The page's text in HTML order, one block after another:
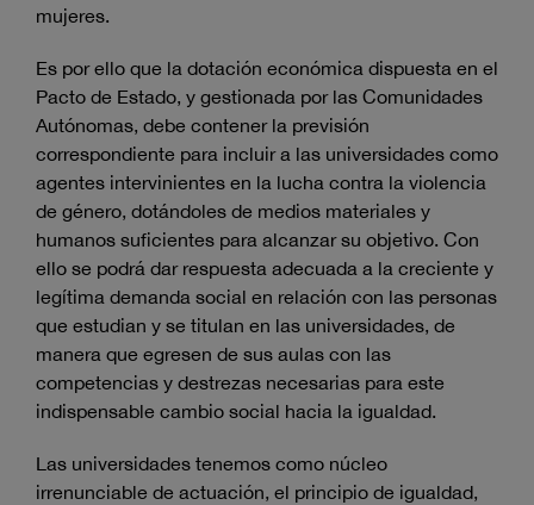
mujeres.
Es por ello que la dotación económica dispuesta en el
Pacto de Estado, y gestionada por las Comunidades
Autónomas, debe contener la previsión
correspondiente para incluir a las universidades como
agentes intervinientes en la lucha contra la violencia
de género, dotándoles de medios materiales y
humanos suficientes para alcanzar su objetivo. Con
ello se podrá dar respuesta adecuada a la creciente y
legítima demanda social en relación con las personas
que estudian y se titulan en las universidades, de
manera que egresen de sus aulas con las
competencias y destrezas necesarias para este
indispensable cambio social hacia la igualdad.
Las universidades tenemos como núcleo
irrenunciable de actuación, el principio de igualdad,